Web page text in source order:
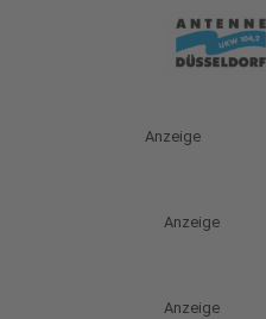
Anzeige
Anzeige
Anzeige